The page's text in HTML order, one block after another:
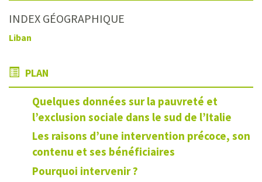
INDEX GÉOGRAPHIQUE
Liban
PLAN
Quelques données sur la pauvreté et
l’exclusion sociale dans le sud de l’Italie
Les raisons d’une intervention précoce, son
contenu et ses bénéficiaires
Pourquoi intervenir ?